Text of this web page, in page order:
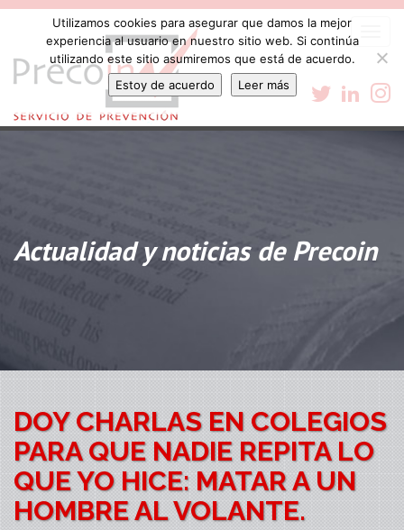
Actualidad y noticias de Precoin
DOY CHARLAS EN COLEGIOS
PARA QUE NADIE REPITA LO
QUE YO HICE: MATAR A UN
HOMBRE AL VOLANTE.
Utilizamos cookies para asegurar que damos la mejor
experiencia al usuario en nuestro sitio web. Si continúa
utilizando este sitio asumiremos que está de acuerdo.
Estoy de acuerdo
Leer más